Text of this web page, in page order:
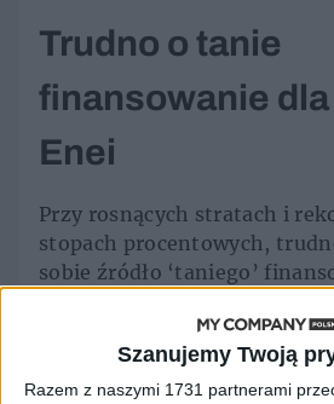
Szanujemy Twoją
Razem z naszymi 1731 partnerami
Trudno o tanie
finansowanie dla
Enei
Przy rosnących stratach i
stopach procentowych,
sobie źródło ‘taniego’
potrzebnych, by zastąpić
pełni odnawialnymi. Jak
prognozy ministerstwa dot.